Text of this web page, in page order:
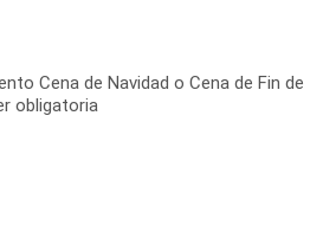
Cena de Navidad o Cena de Fin de
obligatoria